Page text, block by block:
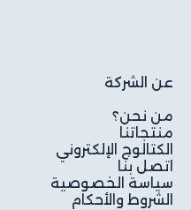
عن الشركة
من نحن؟
منتجاتنا
الكتالوج الإلكتروني
اتصل بنا
سياسة الخصوصية
الشروط والأحكام